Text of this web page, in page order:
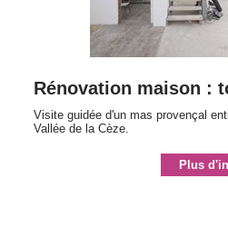
Rénovation maison :
Visite guidée d'un mas provençal
Vallée de la Cèze.
Plus